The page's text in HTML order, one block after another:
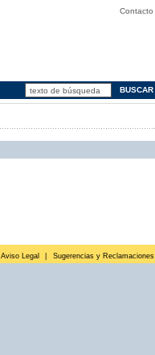
Contacto
Aviso Legal Sugerencias y Reclamaciones